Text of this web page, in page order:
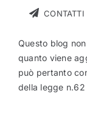
CONTATTI
Questo blog
quanto viene
può pertanto
della legge n.62